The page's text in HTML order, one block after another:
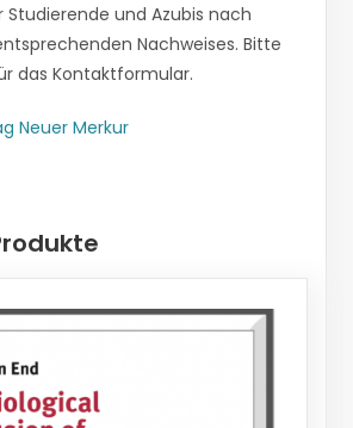
Studierende und Azubis nach
Nachweises. Bitte
das Kontaktformular.
Neuer Merkur